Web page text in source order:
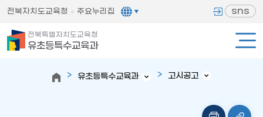
전북자치도교육청 주요누리집 sns
전북특별자치도교육청
유초등특수교육과
유초등특수교육과 고시공고